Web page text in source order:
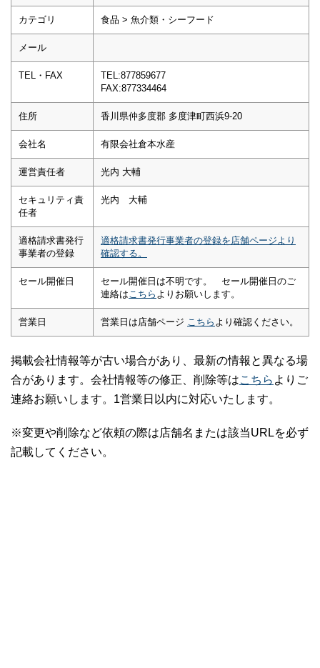
カテゴリ 食品 > 魚介類・シーフード
メール
TEL・FAX
TEL:877859677
FAX:877334464
住所 香川県仲多度郡 多度津町西浜9-20
会社名 有限会社倉本水産
運営責任者 光内 大輔
セキュリティ責
任者
光内 大輔
適格請求書発行
事業者の登録
適格請求書発行事業者の登録を店舗ページより
確認する。
セール開催日
セール開催日は不明です。 セール開催日のご
連絡は こちら よりお願いします。
営業日 営業日は店舗ページ こちら より確認ください。
掲載会社情報等が古い場合があり、最新の情報と異なる場
合があります。会社情報等の修正、削除等はこちら よりご
連絡お願いします。1営業日以内に対応いたします。
※変更や削除など依頼の際は店舗名または該当URLを必ず
記載してください。